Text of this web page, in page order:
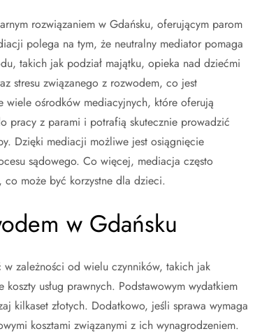
rozwiązaniem w Gdańsku, oferującym parom
polega na tym, że neutralny mediator pomaga
takich jak podział majątku, opieka nad dziećmi
stresu związanego z rozwodem, co jest
ośrodków mediacyjnych, które oferują
pracy z parami i potrafią skutecznie prowadzić
Dzięki mediacji możliwe jest osiągnięcie
sądowego. Co więcej, mediacja często
co może być korzystne dla dzieci.
w Gdańsku
zależności od wielu czynników, takich jak
usług prawnych. Podstawowym wydatkiem
kilkaset złotych. Dodatkowo, jeśli sprawa wymaga
kosztami związanymi z ich wynagrodzeniem.